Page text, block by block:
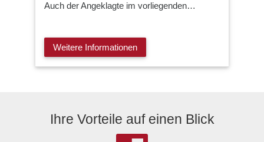
Auch der Angeklagte im vorliegenden…
Weitere Informationen
Ihre Vorteile auf einen Blick